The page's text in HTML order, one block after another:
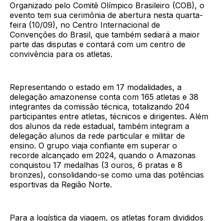
Organizado pelo Comitê Olímpico Brasileiro (COB), o
evento tem sua cerimônia de abertura nesta quarta-
feira (10/09), no Centro Internacional de
Convenções do Brasil, que também sediará a maior
parte das disputas e contará com um centro de
convivência para os atletas.
Representando o estado em 17 modalidades, a
delegação amazonense conta com 165 atletas e 38
integrantes da comissão técnica, totalizando 204
participantes entre atletas, técnicos e dirigentes. Além
dos alunos da rede estadual, também integram a
delegação alunos da rede particular e militar de
ensino. O grupo viaja confiante em superar o
recorde alcançado em 2024, quando o Amazonas
conquistou 17 medalhas (3 ouros, 6 pratas e 8
bronzes), consolidando-se como uma das potências
esportivas da Região Norte.
Para a logística da viagem, os atletas foram divididos